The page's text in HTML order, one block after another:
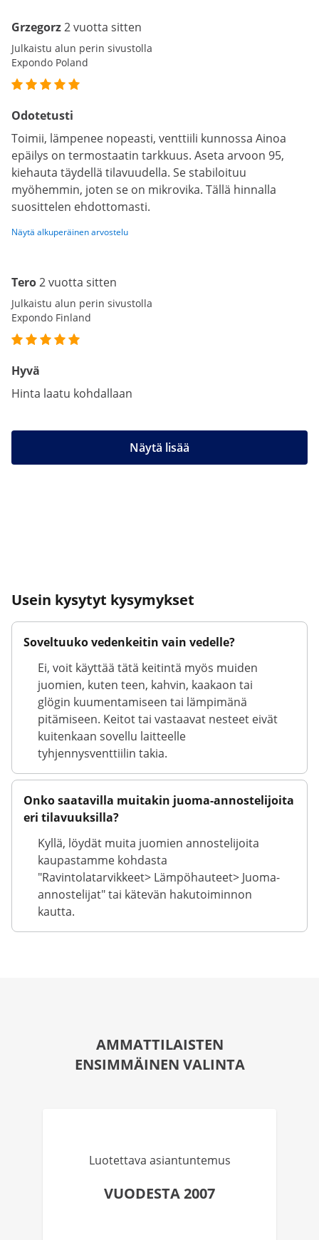
Grzegorz2 vuotta sitten
Julkaistu alun perin sivustolla
Expondo Poland
Odotetusti
Toimii, lämpenee nopeasti, venttiili kunnossa Ainoa
epäilys on termostaatin tarkkuus. Aseta arvoon 95,
kiehauta täydellä tilavuudella. Se stabiloituu
myöhemmin, joten se on mikrovika. Tällä hinnalla
suosittelen ehdottomasti.
Näytä alkuperäinen arvostelu
Tero2 vuotta sitten
Julkaistu alun perin sivustolla
Expondo Finland
Hyvä
Hinta laatu kohdallaan
Näytä lisää
Usein kysytyt kysymykset
Soveltuuko vedenkeitin vain vedelle?
Ei, voit käyttää tätä keitintä myös muiden
juomien, kuten teen, kahvin, kaakaon tai
glögin kuumentamiseen tai lämpimänä
pitämiseen. Keitot tai vastaavat nesteet eivät
kuitenkaan sovellu laitteelle
tyhjennysventtiilin takia.
Onko saatavilla muitakin juoma-annostelijoita
eri tilavuuksilla?
Kyllä, löydät muita juomien annostelijoita
kaupastamme kohdasta
"Ravintolatarvikkeet> Lämpöhauteet> Juoma-
annostelijat" tai kätevän hakutoiminnon
kautta.
AMMATTILAISTEN
ENSIMMÄINEN VALINTA
Luotettava asiantuntemus
VUODESTA 2007